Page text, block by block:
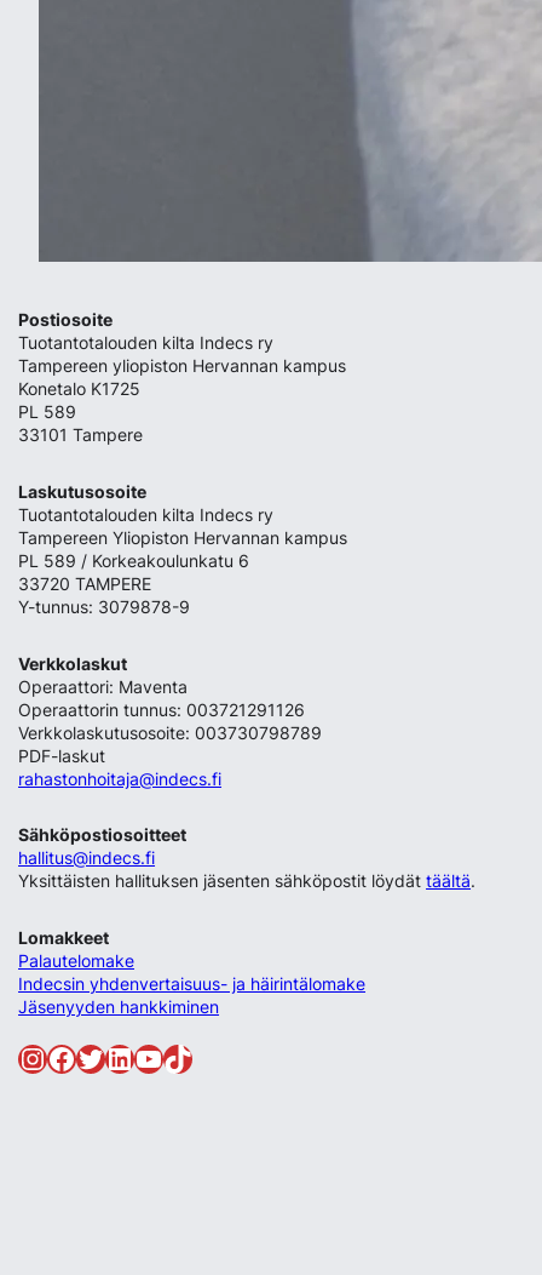
Postiosoite
Tuotantotalouden kilta Indecs ry
Tampereen yliopiston Hervannan kampus
Konetalo K1725
PL 589
33101 Tampere
Laskutusosoite
Tuotantotalouden kilta Indecs ry
Tampereen Yliopiston Hervannan kampus
PL 589 / Korkeakoulunkatu 6
33720 TAMPERE
Y-tunnus: 3079878-9
Verkkolaskut
Operaattori: Maventa
Operaattorin tunnus: 003721291126
Verkkolaskutusosoite: 003730798789
PDF-laskut
rahastonhoitaja@indecs.fi
Sähköpostiosoitteet
hallitus@indecs.fi
Yksittäisten hallituksen jäsenten sähköpostit löydättäältä.
Lomakkeet
Palautelomake
Indecsin yhdenvertaisuus- ja häirintälomake
Jäsenyyden hankkiminen
InstagramFacebook Twitter LinkedIn YouTube TikTok